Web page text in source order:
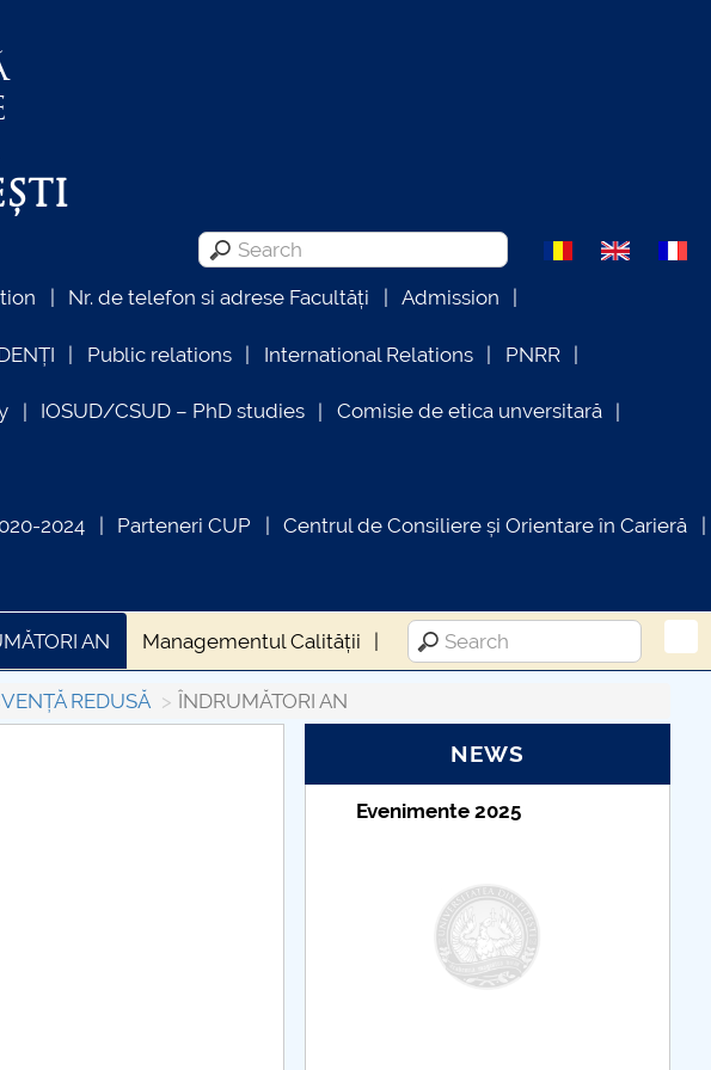
Nr. de telefon si adrese Facultăți Admission
Public relations International Relations PNRR
IOSUD/CSUD – PhD studies Comisie de etica unversitară
2024 Parteneri CUP Centrul de Consiliere și Orientare în Carieră
AN Managementul Calității
REDUSĂ ÎNDRUMĂTORI AN
NEWS
Evenimente 2025